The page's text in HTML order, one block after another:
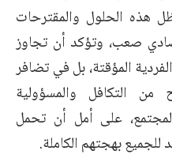
هذه الحلول والمقترحات
صعب، وتؤكد أن تجاوز
المؤقتة، بل في تضافر
التكافل والمسؤولية
على أمل أن تحمل
للجميع بهجتهم الكاملة.